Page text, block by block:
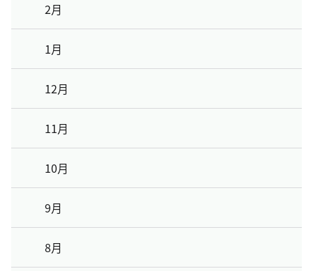
2月
1月
12月
11月
10月
9月
8月